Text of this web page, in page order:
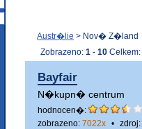
Austr�lie > Nov� Z�land
Zobrazeno: 1 - 10 Celkem:
Bayfair
N�kupn� centrum
hodnocen�:
zobrazeno: 7022x • zdroj: